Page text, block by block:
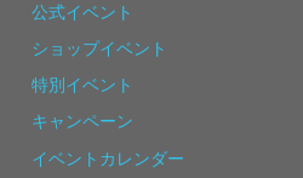
公式イベント
ショップイベント
特別イベント
キャンペーン
イベントカレンダー